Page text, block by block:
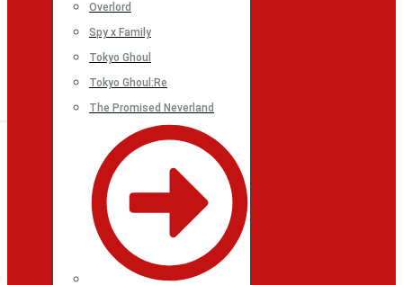
Overlord
Spy x Family
Tokyo Ghoul
Tokyo Ghoul:Re
The Promised Neverland